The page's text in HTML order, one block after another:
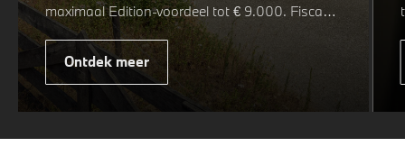
maximaal Edition-voordeel tot € 9.000. Fiscaal
leverbaar vanaf € 75.347. Met de BMW 5 Serie
& i5 M Sport Pro Edition kiest u voor een rijk
uitgeruste uitvoering waarin juist de details het
u nog één keer omkijkt voordat u verder loopt.
Ontdek meer